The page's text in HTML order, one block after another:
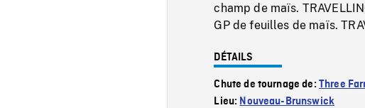
champ de maïs.
GP de feuilles de maïs.
DÉTAILS
Chute de tournage de: Three
Lieu: Nouveau-Brunswick